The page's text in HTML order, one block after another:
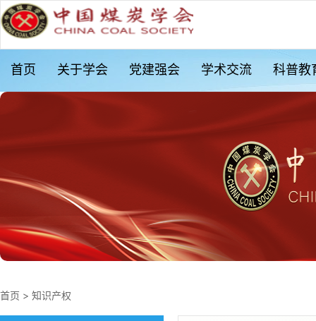
首页 关于学会 党建强会 学术交流 科普教
首页 > 知识产权